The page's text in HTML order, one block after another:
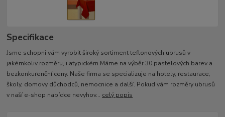
Specifikace
Jsme schopni vám vyrobit široký sortiment teflonových ubrusů v
jakémkoliv rozměru, i atypickém Máme na výběr 30 pastelových barev a
bezkonkurenční ceny. Naše firma se specializuje na hotely, restaurace,
školy, domovy důchodců, nemocnice a další. Pokud vám rozměry ubrusů
v naší e-shop nabídce nevyhov... celý popis